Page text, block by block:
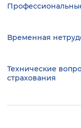
Временная
Технические
страхования